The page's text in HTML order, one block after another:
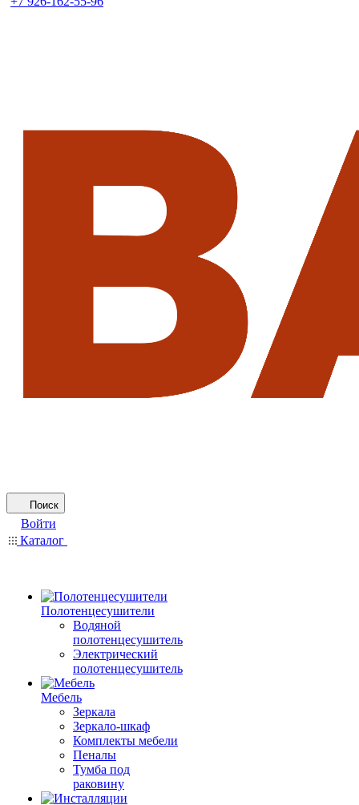
Поиск
Войти
Каталог
Полотенцесушители
Водяной
полотенцесушитель
Электрический
полотенцесушитель
Мебель
Зеркала
Зеркало-шкаф
Комплекты мебели
Пеналы
Тумба под
раковину